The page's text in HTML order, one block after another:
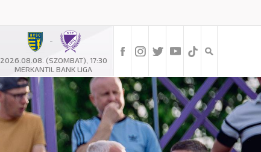
-
2026.08.08. (SZOMBAT), 17:30
MERKANTIL BANK LIGA